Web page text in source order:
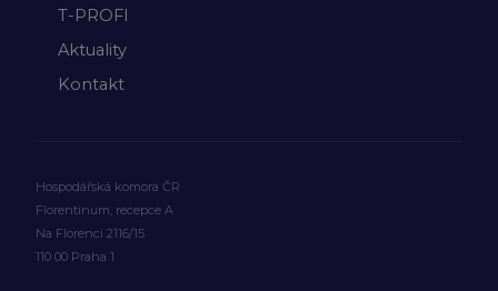
T-PROFI
Aktuality
Kontakt
Hospodářská komora ČR
Florentinum, recepce A
Na Florenci 2116/15
110 00 Praha 1